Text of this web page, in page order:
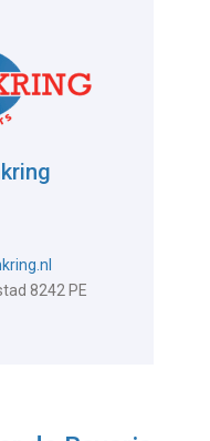
8242 PE